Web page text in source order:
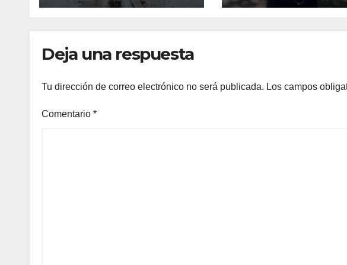
con unos 1.500
Deja una respuesta
Tu dirección de correo electrónico no será publicada. Los campos
Comentario *